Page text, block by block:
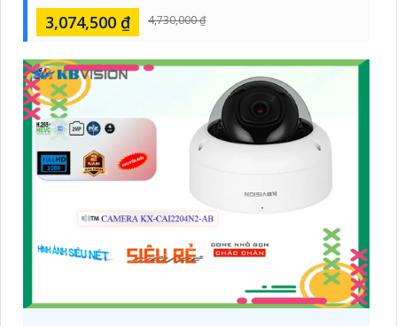
3,074,500 ₫ 4,730,000 ₫